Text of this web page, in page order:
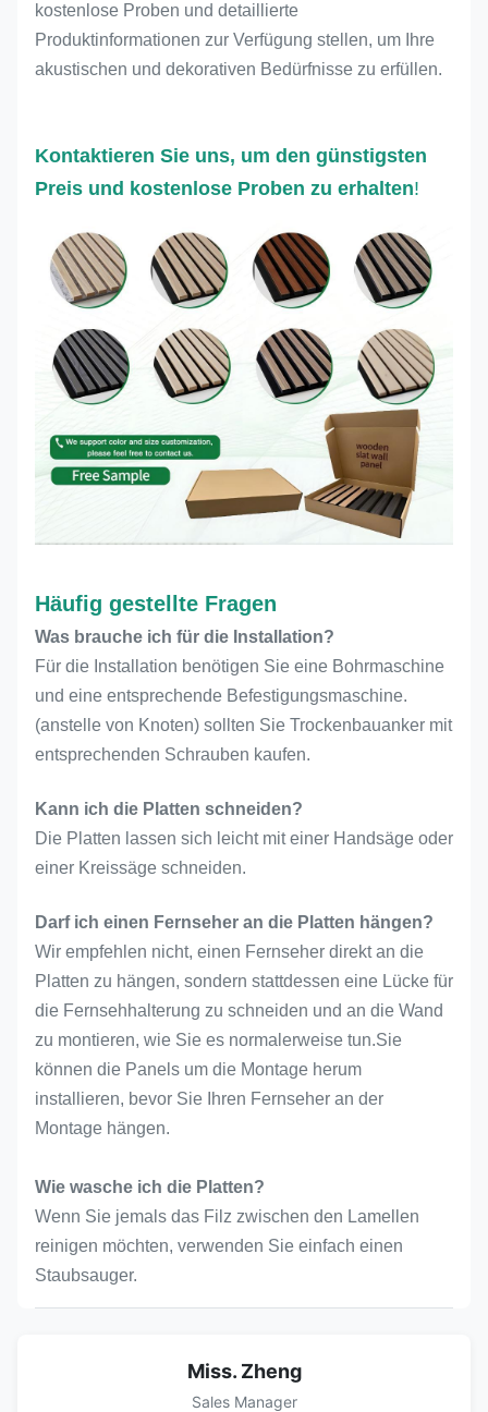
kostenlose Proben und detaillierte
Produktinformationen zur Verfügung stellen, um Ihre
akustischen und dekorativen Bedürfnisse zu erfüllen.
Kontaktieren Sie uns, um den günstigsten
Preis und kostenlose Proben zu erhalten!
Häufig gestellte Fragen
Was brauche ich für die Installation?
Für die Installation benötigen Sie eine Bohrmaschine
und eine entsprechende Befestigungsmaschine.
(anstelle von Knoten) sollten Sie Trockenbauanker mit
entsprechenden Schrauben kaufen.
Kann ich die Platten schneiden?
Die Platten lassen sich leicht mit einer Handsäge oder
einer Kreissäge schneiden.
Darf ich einen Fernseher an die Platten hängen?
Wir empfehlen nicht, einen Fernseher direkt an die
Platten zu hängen, sondern stattdessen eine Lücke für
die Fernsehhalterung zu schneiden und an die Wand
zu montieren, wie Sie es normalerweise tun.Sie
können die Panels um die Montage herum
installieren, bevor Sie Ihren Fernseher an der
Montage hängen.
Wie wasche ich die Platten?
Wenn Sie jemals das Filz zwischen den Lamellen
reinigen möchten, verwenden Sie einfach einen
Staubsauger.
Miss. Zheng
Sales Manager